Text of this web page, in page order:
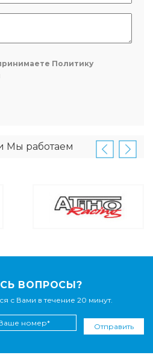
Политику
Мы работаем
ВОПРОСЫ?
с Вами в течение 20 минут.
Отправить